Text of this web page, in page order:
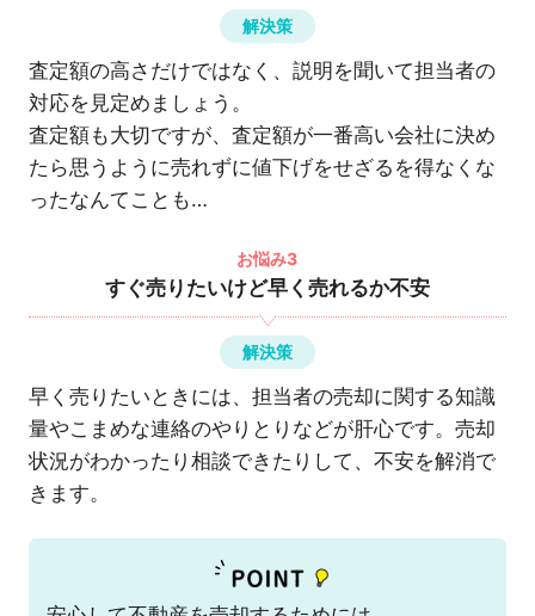
解決策
査定額の高さだけではなく、説明を聞いて担当者の
対応を見定めましょう。
査定額も大切ですが、査定額が一番高い会社に決め
たら思うように売れずに値下げをせざるを得なくな
ったなんてことも…
お悩み3
すぐ売りたいけど早く売れるか不安
解決策
早く売りたいときには、担当者の売却に関する知識
量やこまめな連絡のやりとりなどが肝心です。売却
状況がわかったり相談できたりして、不安を解消で
きます。